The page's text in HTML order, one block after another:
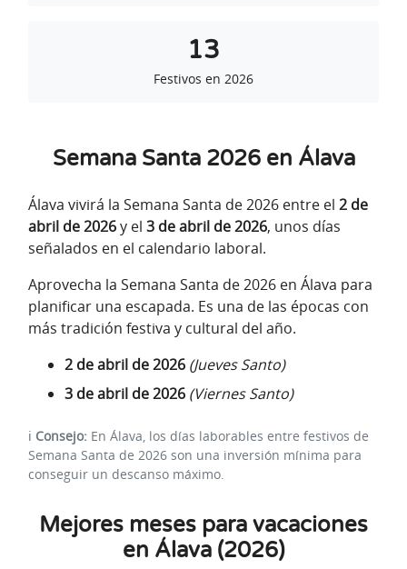
13
Festivos en 2026
Semana Santa 2026 en Álava
Álava vivirá la Semana Santa de 2026 entre el 2 de
abril de 2026y el 3 de abril de 2026, unos días
señalados en el calendario laboral.
Aprovecha la Semana Santa de 2026 en Álava para
planificar una escapada. Es una de las épocas con
más tradición festiva y cultural del año.
2 de abril de 2026 (Jueves Santo)
3 de abril de 2026 (Viernes Santo)
ℹ️ Consejo: En Álava, los días laborables entre festivos de
Semana Santa de 2026 son una inversión mínima para
conseguir un descanso máximo.
Mejores meses para vacaciones
en Álava (2026)